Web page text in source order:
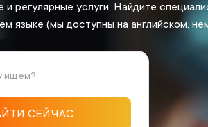
регулярные услуги. Найдите
языке (мы доступны на английском,
СЕЙЧАС